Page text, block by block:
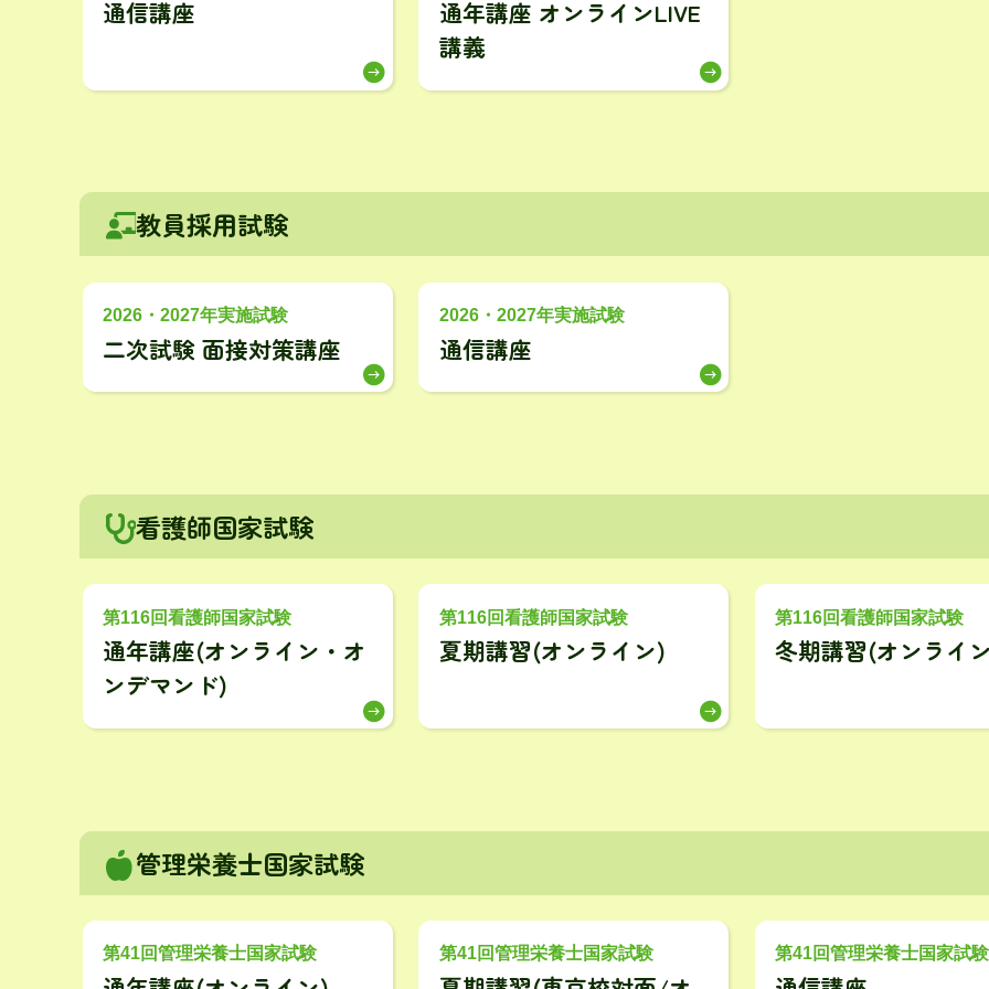
通信講座
通年講座 オンラインLIVE
講義
教員採用試験
2026・2027年実施試験
二次試験 面接対策講座
2026・2027年実施試験
通信講座
看護師国家試験
第116回看護師国家試験
通年講座(オンライン・オ
ンデマンド)
第116回看護師国家試験
夏期講習(オンライン)
第116回看護師国家試験
冬期講習(オンライ
管理栄養士国家試験
第41回管理栄養士国家試験 第41回管理栄養士国家試験 第41回管理栄養士国家試験